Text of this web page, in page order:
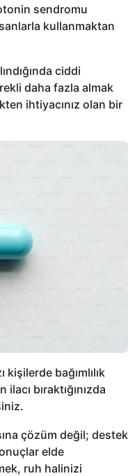
sendromu
kullanmaktan
ciddi
daha fazla almak
ihtiyacınız olan bir
kişilerde bağımlılık
bıraktığınızda
çözüm değil; destek
elde
ruh halinizi